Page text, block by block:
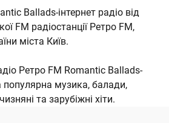
Ballads-інтернет радіо від
FM радіостанції Ретро FM,
міста Київ.
Ретро FM Romantic Ballads-
популярна музика, балади,
та зарубіжні хіти.